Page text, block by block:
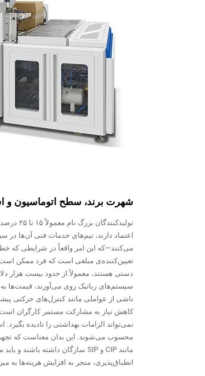
شهرت برند، سطح اتوماسیون و
اعتماد دارند، تیم‌های خدمات فنی آن‌ها
می‌کنند—که این امر واقعاً در شرایطی
تعیین‌کننده‌ی مبلغی است که فرد ممکن است
دستی هستند، معمولاً از حدود بیست هزار
سیستم‌های رباتیک روی می‌آورند، قیمت‌ها
ناشی از عواملی مانند کنترل‌های حرکتی
کاهش نیاز به مشارکت مستمر کارگران
نمی‌تواند الزامات بهداشتی را نادیده بگیرد.
محسوب می‌شوند. این بدان معناست که
انطباق‌پذیری، منجر به افزایش هزینه‌ها به میزان ۲۰ تا ۳۵ درصد نسبت به ماشین‌آلات صنعتی معمولی